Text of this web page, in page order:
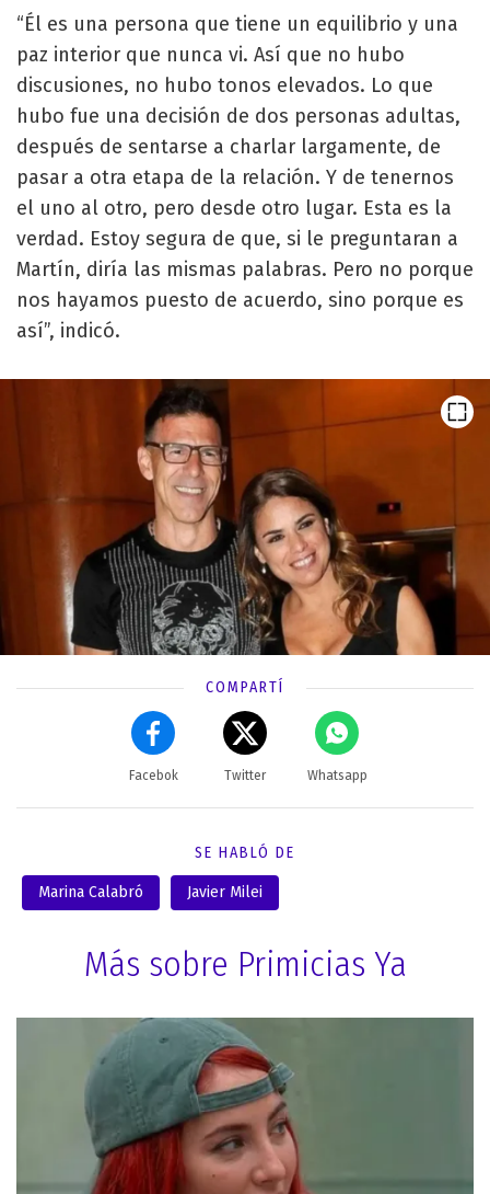
“Él es una persona que tiene un equilibrio y una
paz interior que nunca vi. Así que no hubo
discusiones, no hubo tonos elevados. Lo que
hubo fue una decisión de dos personas adultas,
después de sentarse a charlar largamente, de
pasar a otra etapa de la relación. Y de tenernos
el uno al otro, pero desde otro lugar. Esta es la
verdad. Estoy segura de que, si le preguntaran a
Martín, diría las mismas palabras. Pero no porque
nos hayamos puesto de acuerdo, sino porque es
así”, indicó.
COMPARTÍ
Facebok Twitter Whatsapp
SE HABLÓ DE
Marina Calabró Javier Milei
Más sobre Primicias Ya